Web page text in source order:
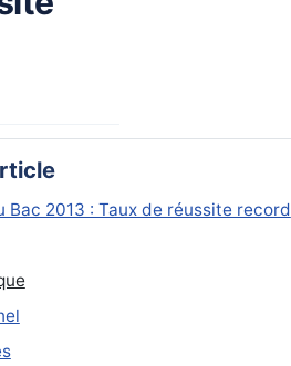
Bac 2013 : Taux de réussite record